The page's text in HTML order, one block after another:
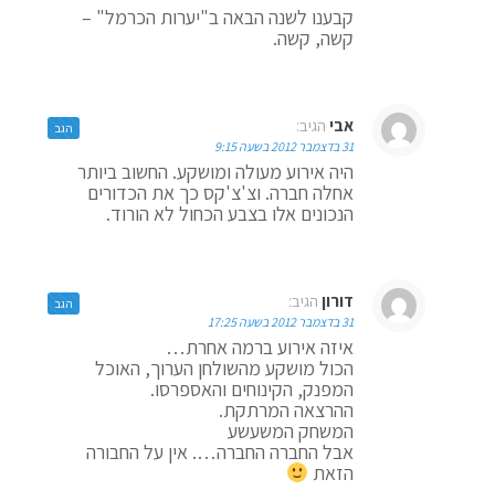
קבענו לשנה הבאה ב"יערות הכרמל" –
קשה, קשה.
אבי הגיב:
31 בדצמבר 2012 בשעה 9:15
היה אירוע מעולה ומושקע. החשוב ביותר
אחלה חברה. וצ'צ'קס כך את הכדורים
הנכונים אלו בצבע הכחול לא הורוד.
הגב
דורון הגיב:
31 בדצמבר 2012 בשעה 17:25
איזה אירוע ברמה אחרת…
הכול מושקע מהשולחן הערוך, האוכל
המפנק, הקינוחים והאספרסו.
ההרצאה המרתקת.
המשחק המשעשע
אבל החברה החברה…. אין על החבורה
הזאת
הגב